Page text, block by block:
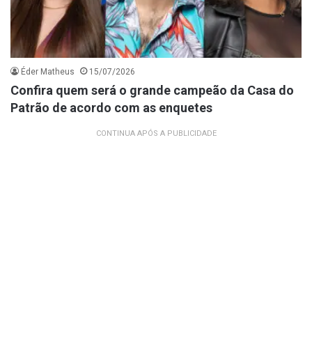
Éder Matheus 15/07/2026
Confira quem será o grande campeão da Casa do
Patrão de acordo com as enquetes
CONTINUA APÓS A PUBLICIDADE